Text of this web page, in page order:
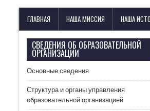
Лицей имени М. В.
с изучением иностранных языков
ГЛАВНАЯ НАША МИССИЯ НАША
СВЕДЕНИЯ ОБ ОБРАЗОВАТЕЛЬНОЙ
ОРГАНИЗАЦИИ
Основные сведения
Структура и органы управления
образовательной организацией